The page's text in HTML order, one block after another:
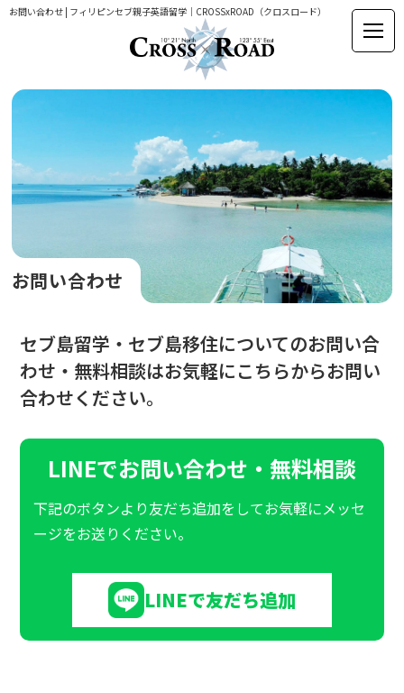
お問い合わせ | フィリピンセブ親子英語留学｜CROSSxROAD（クロスロード）
お問い合わせ
セブ島留学・セブ島移住についてのお問い合
わせ・無料相談はお気軽にこちらからお問い
合わせください。
LINEでお問い合わせ・無料相談
下記のボタンより友だち追加をしてお気軽にメッセ
ージをお送りください。
LINEで友だち追加